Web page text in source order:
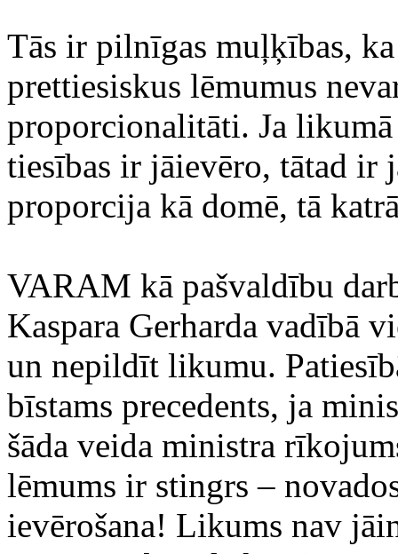
Tās ir pilnīgas muļķības,
prettiesiskus lēmumus
proporcionalitāti. Ja
tiesības ir jāievēro, tātad ir
proporcija kā domē, tā
VARAM kā pašvaldību
Kaspara Gerharda vadībā
un nepildīt likumu.
bīstams precedents, ja
šāda veida ministra
lēmums ir stingrs –
ievērošana! Likums nav